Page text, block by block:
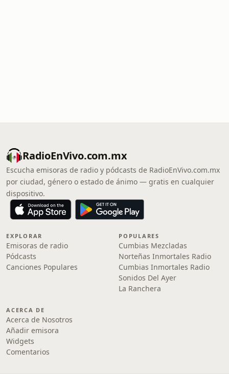
RadioEnVivo.com.mx
Escucha emisoras de radio y pódcasts de RadioEnVivo.com.mx
por ciudad, género o estado de ánimo — gratis en cualquier
dispositivo.
EXPLORAR
Emisoras de radio
Pódcasts
Canciones Populares
POPULARES
Cumbias Mezcladas
Norteñas Inmortales Radio
Cumbias Inmortales Radio
Sonidos Del Ayer
La Ranchera
ACERCA DE
Acerca de Nosotros
Añadir emisora
Widgets
Comentarios